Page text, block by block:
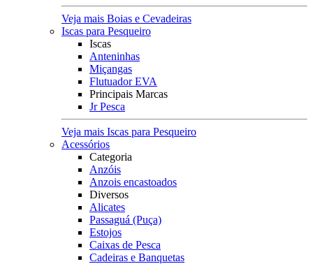
Veja mais Boias e Cevadeiras
Iscas para Pesqueiro
Iscas
Anteninhas
Miçangas
Flutuador EVA
Principais Marcas
Jr Pesca
Veja mais Iscas para Pesqueiro
Acessórios
Categoria
Anzóis
Anzois encastoados
Diversos
Alicates
Passaguá (Puça)
Estojos
Caixas de Pesca
Cadeiras e Banquetas